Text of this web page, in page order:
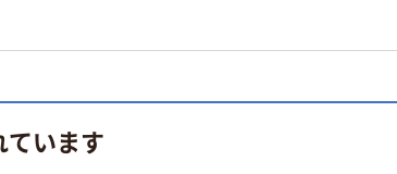
ています